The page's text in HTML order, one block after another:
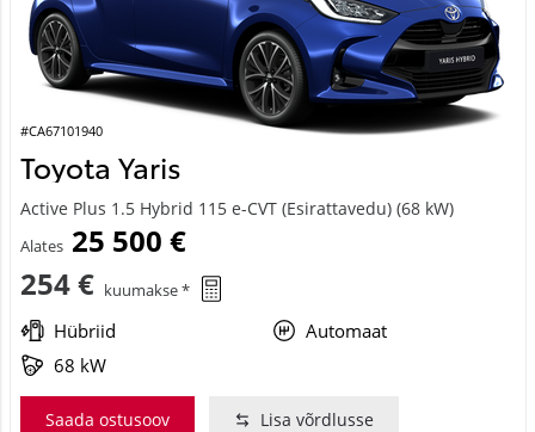
#CA67101940
Toyota Yaris
Active Plus 1.5 Hybrid 115 e-CVT (Esirattavedu) (68 kW)
Alates 25 500 €
254 € kuumakse *
Hübriid
Automaat
68 kW
Saada ostusoov Lisa võrdlusse